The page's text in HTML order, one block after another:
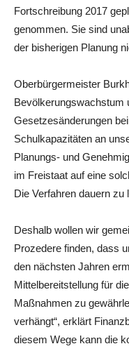
Fortschreibung 2017
genommen. Sie sind
der bisherigen Planung
Oberbürgermeister
Bevölkerungswachstum
Gesetzesänderungen
Schulkapazitäten an
Planungs- und
im Freistaat auf eine
Die Verfahren dauern
Deshalb wollen wir
Prozedere finden, dass
den nächsten Jahren
Mittelbereitstellung für
Maßnahmen zu
verhängt“, erklärt
diesem Wege kann die